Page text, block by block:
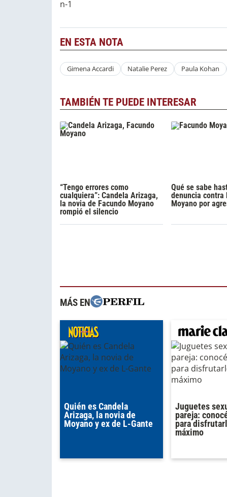
EN ESTA NOTA
Gimena Accardi Natalie Perez Paula Kohan
TAMBIÉN TE PUEDE INTERESAR
“Tengo errores como
cualquiera”: Candela Arizaga,
la novia de Facundo Moyano
rompió el silencio
Qué se sabe
denuncia contra
Moyano por
MÁS EN
Quién es Candela
Arizaga, la novia de
Moyano y ex de L-Gante
Juguetes
pareja:
para
máximo